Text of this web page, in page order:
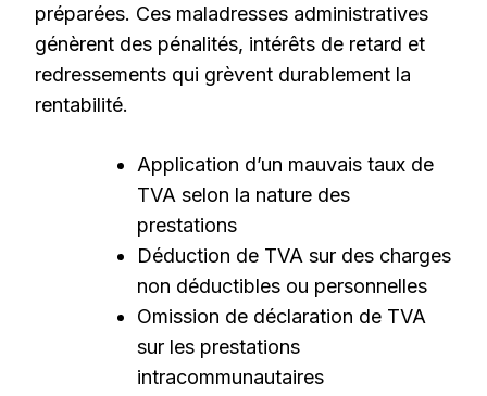
préparées. Ces maladresses administratives
génèrent des pénalités, intérêts de retard et
redressements qui grèvent durablement la
rentabilité.
Application d’un mauvais taux de
TVA selon la nature des
prestations
Déduction de TVA sur des charges
non déductibles ou personnelles
Omission de déclaration de TVA
sur les prestations
intracommunautaires